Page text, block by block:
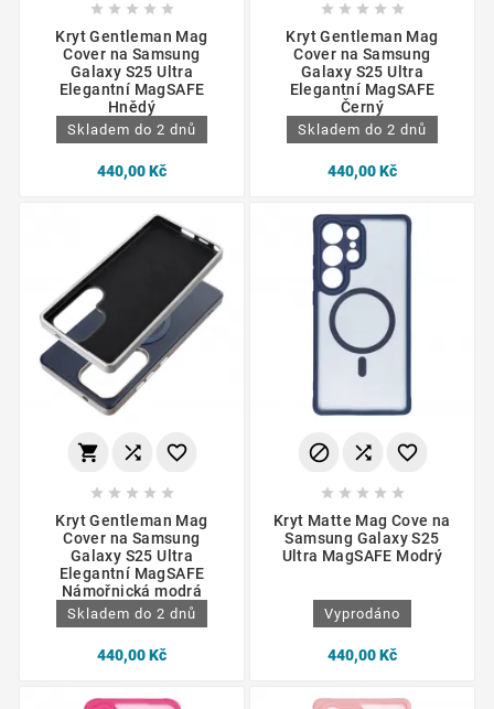
    
Kryt Gentleman Mag
Cover na Samsung
Galaxy S25 Ultra
Elegantní MagSAFE
Hnědý
Skladem do 2 dnů
440,00 Kč
    
Kryt Gentleman Mag
Cover na Samsung
Galaxy S25 Ultra
Elegantní MagSAFE
Černý
Skladem do 2 dnů
440,00 Kč
  
    
Kryt Gentleman Mag
Cover na Samsung
Galaxy S25 Ultra
Elegantní MagSAFE
Námořnická modrá
Skladem do 2 dnů
440,00 Kč
  
    
Kryt Matte Mag Cove na
Samsung Galaxy S25
Ultra MagSAFE Modrý
Vyprodáno
440,00 Kč